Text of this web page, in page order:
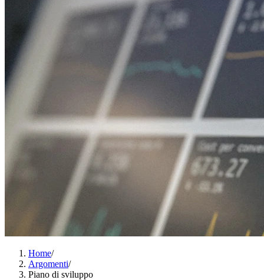
Home/
Argomenti/
Piano di sviluppo